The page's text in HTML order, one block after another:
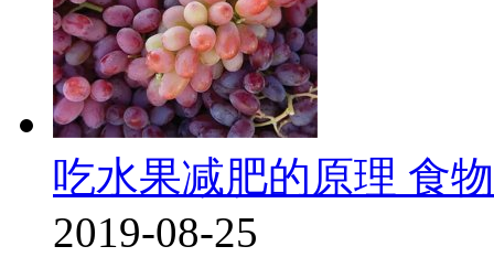
吃水果减肥的原理 食
2019-08-25